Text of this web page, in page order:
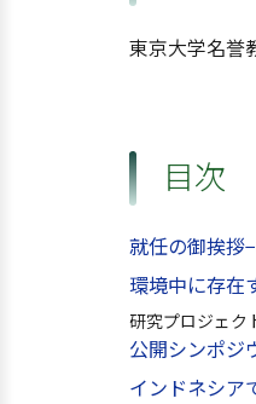
東京大学名誉
目次
就任の御挨拶
環境中に存在
研究プロジェク
公開シンポジ
インドネシア